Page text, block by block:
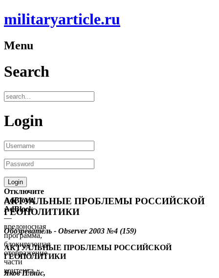
militaryarticle.ru
Menu
Search
Login
Отключите
AdBlock!
AdBlock
—
вредоносная
программа,
блокирующая
отображение
части
контента.
АКТУАЛЬНЫЕ ПРОБЛЕМЫ РОССИЙСКОЙ
ГЕОПОЛИТИКИ
Обозреватель - Observer 2003 №4 (159)
АКТУАЛЬНЫЕ ПРОБЛЕМЫ РОССИЙСКОЙ
ГЕОПОЛИТИКИ
Яков Пляйс,